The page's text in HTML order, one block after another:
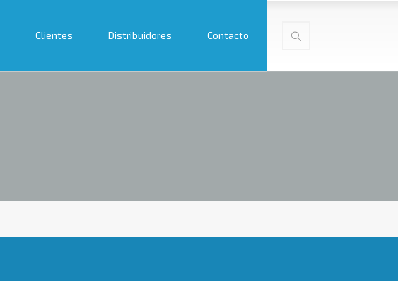
Clientes Distribuidores Contacto